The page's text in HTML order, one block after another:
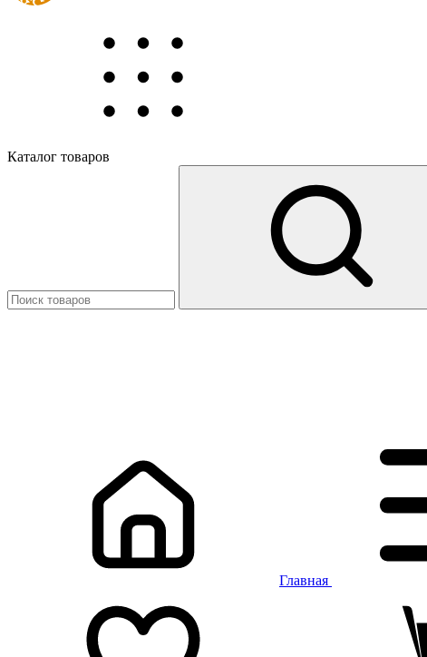
Каталог товаров
Главная